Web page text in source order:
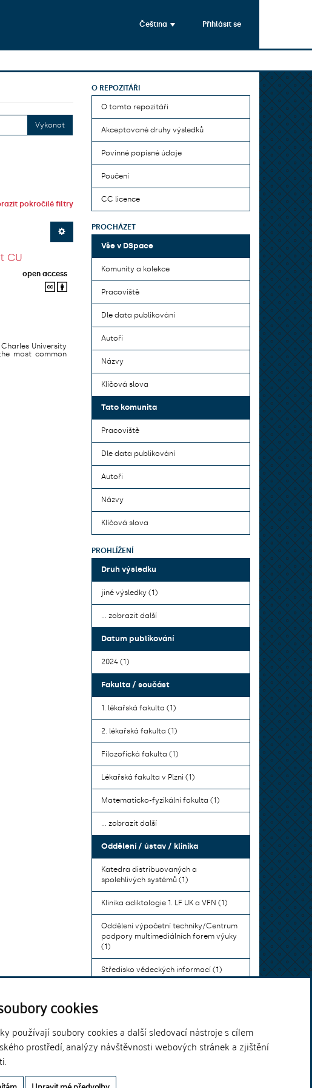
cookies
používají soubory cookies a další sledovací nástroje s cílem
prostředí, analýzy návštěvnosti webových stránek a zjištění
Čeština Přihlásit se
Vykonat
pokročilé filtry
CU
open access
University
most common
O REPOZITÁŘI
O tomto repozitáři
Akceptované druhy výsledků
Povinné popisné údaje
Poučení
CC licence
PROCHÁZET
Vše v DSpace
Komunity a kolekce
Pracoviště
Dle data publikování
Autoři
Názvy
Klíčová slova
Tato komunita
Pracoviště
Dle data publikování
Autoři
Názvy
Klíčová slova
PROHLÍŽENÍ
Druh výsledku
jiné výsledky (1)
... zobrazit další
Datum publikování
2024 (1)
Fakulta / součást
1. lékařská fakulta (1)
2. lékařská fakulta (1)
Filozofická fakulta (1)
Lékařská fakulta v Plzni (1)
Matematicko-fyzikální fakulta (1)
... zobrazit další
Oddělení / ústav / klinika
Katedra distribuovaných a
spolehlivých systémů (1)
Klinika adiktologie 1. LF UK a VFN (1)
Oddělení výpočetní techniky/Centrum
podpory multimediálních forem výuky
(1)
Středisko vědeckých informací (1)